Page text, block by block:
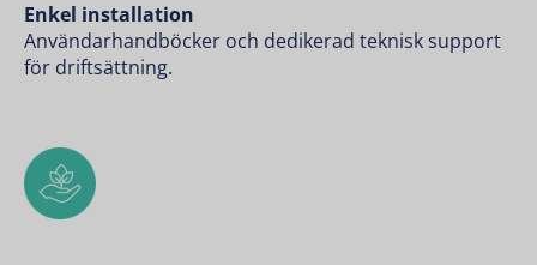
Enkel installation
Användarhandböcker och dedikerad teknisk support
för driftsättning.